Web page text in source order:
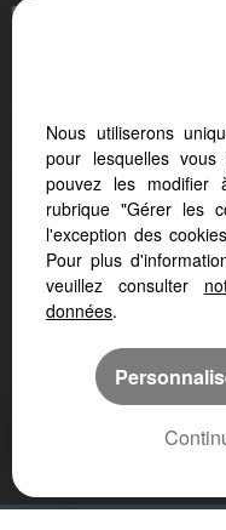
Pouzolles (34480)
Gabian (34320)
Argeles Sur Mer (66700)
Ceret (66400)
Saint Genies De Fontedit
Cessenon Sur Orb (34460)
Lodeve (34700)
Puissalicon (34480)
Collioure (66190)
Fouzilhon (34480)
Montesquieu (34320)
Nous utiliserons
pour lesquelles
pouvez les modifier
rubrique "Gérer les
l'exception des
Pour plus
veuillez consulter
données.